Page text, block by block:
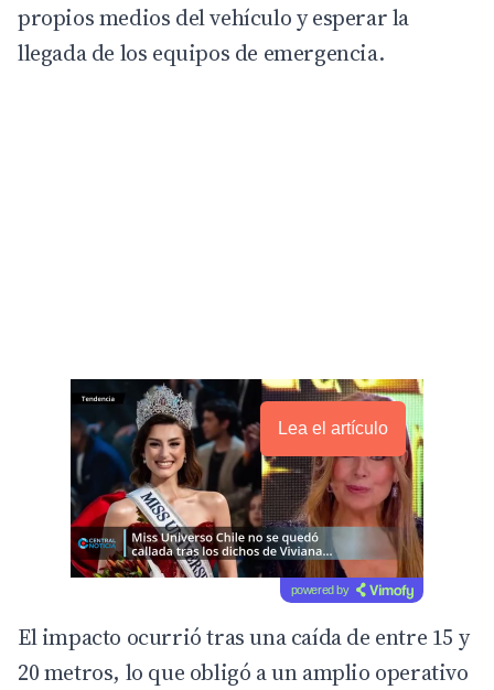
propios medios del vehículo y esperar la
llegada de los equipos de emergencia.
Lea el artículo
powered by
El impacto ocurrió tras una caída de entre 15 y
20 metros, lo que obligó a un amplio operativo